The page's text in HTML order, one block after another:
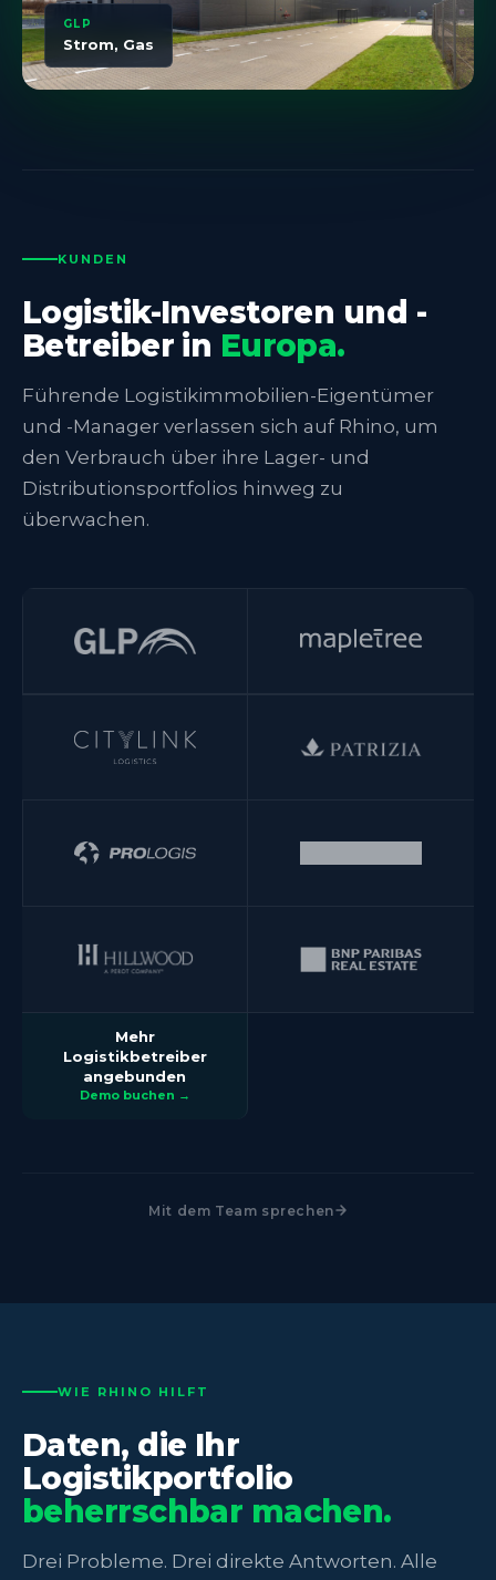
GLP
Strom, Gas
KUNDEN
Logistik-Investoren und -
Betreiber in Europa.
Führende Logistikimmobilien-Eigentümer
und -Manager verlassen sich auf Rhino, um
den Verbrauch über ihre Lager- und
Distributionsportfolios hinweg zu
überwachen.
Mehr
Logistikbetreiber
angebunden
Demo buchen →
Mit dem Team sprechen
WIE RHINO HILFT
Daten, die Ihr
Logistikportfolio
beherrschbar machen.
Drei Probleme. Drei direkte Antworten. Alle